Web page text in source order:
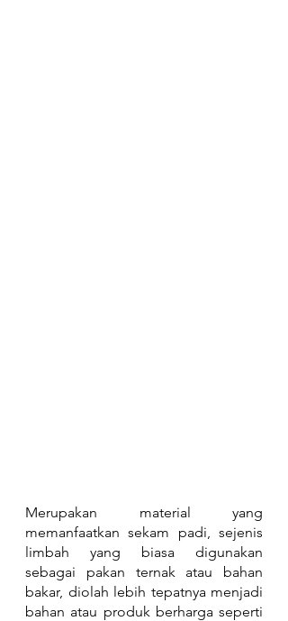
Merupakan material yang
memanfaatkan sekam padi, sejenis
limbah yang biasa digunakan
sebagai pakan ternak atau bahan
bakar, diolah lebih tepatnya menjadi
bahan atau produk berharga seperti